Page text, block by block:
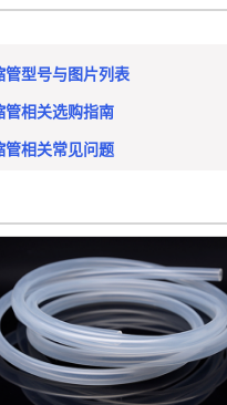
管型号与图片列表
相关选购指南
相关常见问题